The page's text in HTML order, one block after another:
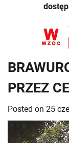
PRZEZ
Posted on 25